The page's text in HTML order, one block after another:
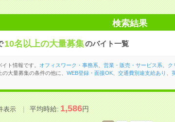
検索結果
10名以上の大量募集のバイト一覧
ト情報です。 オフィスワーク・事務系 営業・販売・サービス系 ク
の大量募集の条件の他に、 WEB登録・面接OK、 交通費別途支給あり
表示 平均時給:1,586円